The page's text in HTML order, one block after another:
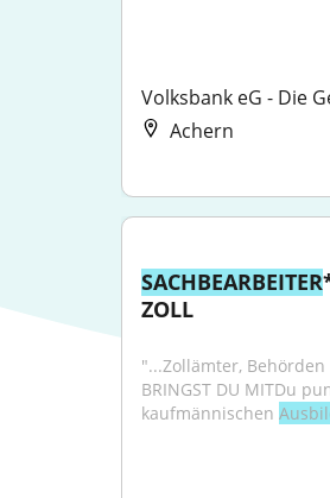
Volksbank eG - Die
Achern
SACHBEARBEITER
ZOLL
"...Zollämter,
BRINGST DU MITDu
kaufmännischen